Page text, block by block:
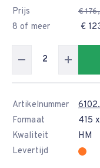
Prijs €
8 of meer
€
Artikelnummer
Formaat
415
Kwaliteit
HM
Levertijd